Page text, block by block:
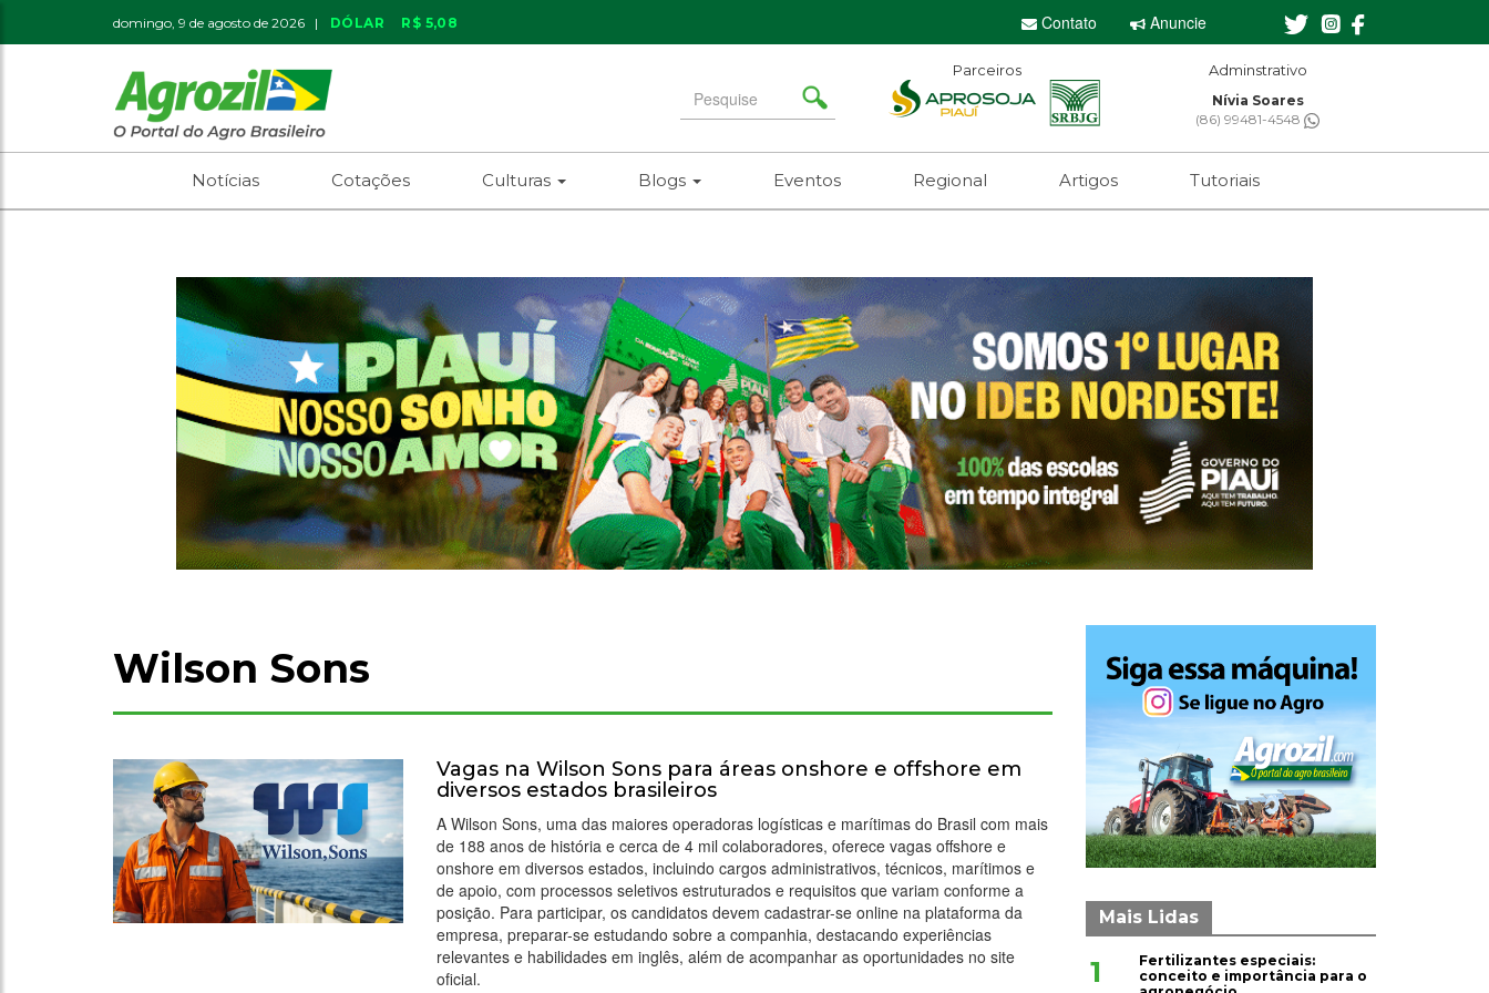
domingo, 9 de agosto de 2026 | DÓLAR R$ 5,08 Contato Anuncie
Search
for
Parceiros Adminstrativo
Nívia Soares
(86) 99481-4548
Notícias Cotações Culturas Blogs Eventos Regional Artigos Tutoriais
Wilson Sons
Vagas na Wilson Sons para áreas onshore e offshore em
diversos estados brasileiros
A Wilson Sons, uma das maiores operadoras logísticas e marítimas do Brasil com mais
de 188 anos de história e cerca de 4 mil colaboradores, oferece vagas offshore e
onshore em diversos estados, incluindo cargos administrativos, técnicos, marítimos e
de apoio, com processos seletivos estruturados e requisitos que variam conforme a
posição. Para participar, os candidatos devem cadastrar-se online na plataforma da
empresa, preparar-se estudando sobre a companhia, destacando experiências
relevantes e habilidades em inglês, além de acompanhar as oportunidades no site
oficial.
Mais Lidas
1
Fertilizantes especiais:
conceito e importância para o